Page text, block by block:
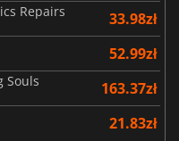
Repairs 33.98zł
52.99zł
Souls 163.37zł
21.83zł